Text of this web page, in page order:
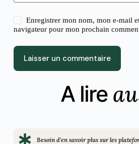
Enregistrer mon nom, mon e-mail
navigateur pour mon prochain
Laisser un commentaire
A lire
Besoin d'en savoir plus sur les